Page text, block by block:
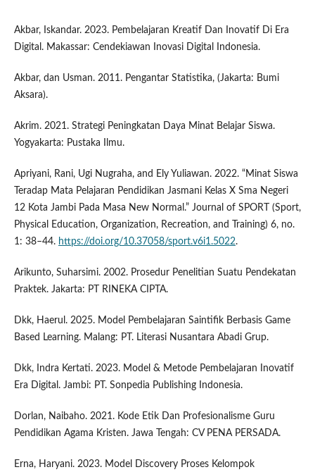
Akbar, Iskandar. 2023. Pembelajaran Kreatif Dan Inovatif Di Era
Digital. Makassar: Cendekiawan Inovasi Digital Indonesia.
Akbar, dan Usman. 2011. Pengantar Statistika, (Jakarta: Bumi
Aksara).
Akrim. 2021. Strategi Peningkatan Daya Minat Belajar Siswa.
Yogyakarta: Pustaka Ilmu.
Apriyani, Rani, Ugi Nugraha, and Ely Yuliawan. 2022. “Minat Siswa
Teradap Mata Pelajaran Pendidikan Jasmani Kelas X Sma Negeri
12 Kota Jambi Pada Masa New Normal.” Journal of SPORT (Sport,
Physical Education, Organization, Recreation, and Training) 6, no.
1: 38–44. https://doi.org/10.37058/sport.v6i1.5022.
Arikunto, Suharsimi. 2002. Prosedur Penelitian Suatu Pendekatan
Praktek. Jakarta: PT RINEKA CIPTA.
Dkk, Haerul. 2025. Model Pembelajaran Saintifik Berbasis Game
Based Learning. Malang: PT. Literasi Nusantara Abadi Grup.
Dkk, Indra Kertati. 2023. Model & Metode Pembelajaran Inovatif
Era Digital. Jambi: PT. Sonpedia Publishing Indonesia.
Dorlan, Naibaho. 2021. Kode Etik Dan Profesionalisme Guru
Pendidikan Agama Kristen. Jawa Tengah: CV PENA PERSADA.
Erna, Haryani. 2023. Model Discovery Proses Kelompok